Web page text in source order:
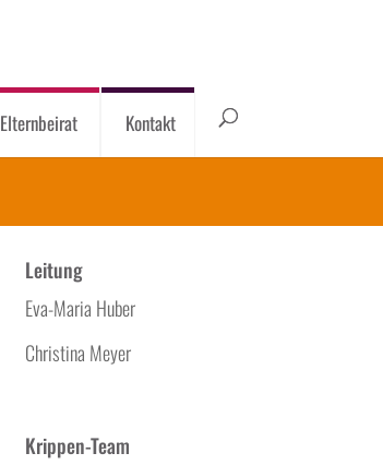
Elternbeirat Kontakt
Leitung
Eva-Maria Huber
Christina Meyer
Krippen-Team